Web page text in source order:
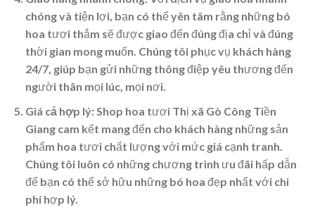
chóng và tiện lợi, bạn có thể yên tâm rằng những bó
hoa tươi thắm sẽ được giao đến đúng địa chỉ và đúng
thời gian mong muốn. Chúng tôi phục vụ khách hàng
24/7, giúp bạn gửi những thông điệp yêu thương đến
người thân mọi lúc, mọi nơi.
Giá cả hợp lý:Shop hoa tươi Thị xã Gò Công Tiền
Giang cam kết mang đến cho khách hàng những sản
phẩm hoa tươi chất lượng với mức giá cạnh tranh.
Chúng tôi luôn có những chương trình ưu đãi hấp dẫn
để bạn có thể sở hữu những bó hoa đẹp nhất với chi
phí hợp lý.